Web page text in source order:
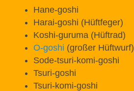
Hane-goshi
Harai-goshi (Hüftfeger)
Koshi-guruma (Hüftrad)
O-goshi (großer Hüftwurf)
Sode-tsuri-komi-goshi
Tsuri-goshi
Tsuri-komi-goshi